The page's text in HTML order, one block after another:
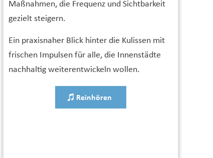
Maßnahmen, die Frequenz und Sichtbarkeit
gezielt steigern.
Ein praxisnaher Blick hinter die Kulissen mit
frischen Impulsen für alle, die Innenstädte
nachhaltig weiterentwickeln wollen.
Reinhören